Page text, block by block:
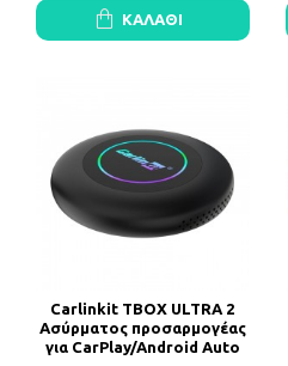
ΚΑΛΆΘΙ
Carlinkit TBOX ULTRA 2
Ασύρματος προσαρμογέας
για CarPlay/Android Auto